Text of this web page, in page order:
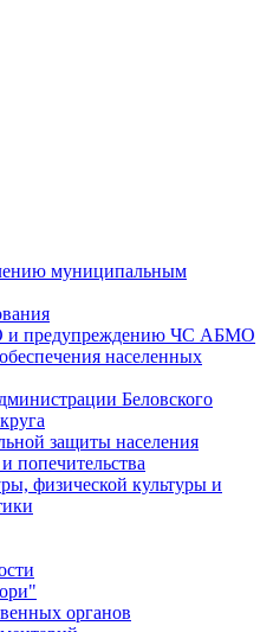
муниципальным
и предупреждению ЧС АБМО
населенных
Беловского
защиты населения
попечительства
физической культуры и
органов